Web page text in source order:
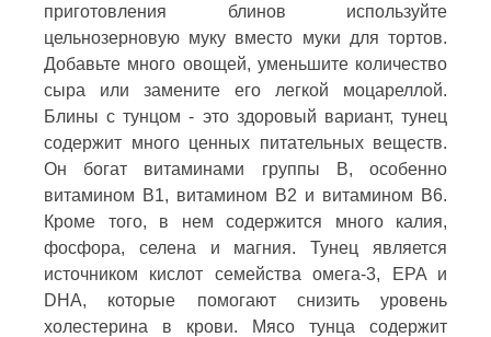
приготовления блинов используйте
цельнозерновую муку вместо муки для тортов.
Добавьте много овощей, уменьшите количество
сыра или замените его легкой моцареллой.
Блины с тунцом - это здоровый вариант, тунец
содержит много ценных питательных веществ.
Он богат витаминами группы В, особенно
витамином В1, витамином В2 и витамином В6.
Кроме того, в нем содержится много калия,
фосфора, селена и магния. Тунец является
источником кислот семейства омега-3, EPA и
DHA, которые помогают снизить уровень
холестерина в крови. Мясо тунца содержит